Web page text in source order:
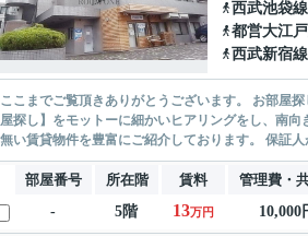
西武池袋線
都営大江
西武新宿線
ここまでご覧頂きありがとうございます。 お部屋探しの際には、皆さまそれぞれこだわりの条件があると思いますが、当社では【あなたに１番のお部
屋探し】をモットーに細かいヒアリングをし、南向きよりもあなた向きの
無い賃貸
部屋番号 所在階 賃料 管理費・
-
5階 13万円 10,000